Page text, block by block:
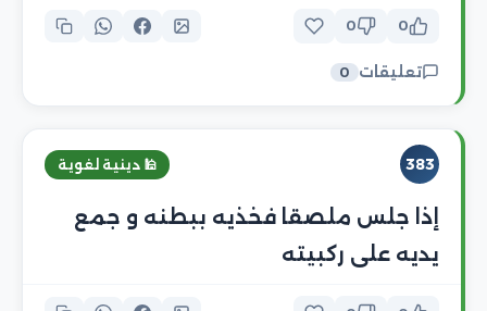
0
0
تعليقات 0
383 🕌 دينية لغوية
إذا جلس ملصقا فخذيه ببطنه و جمع
يديه على ركبيته